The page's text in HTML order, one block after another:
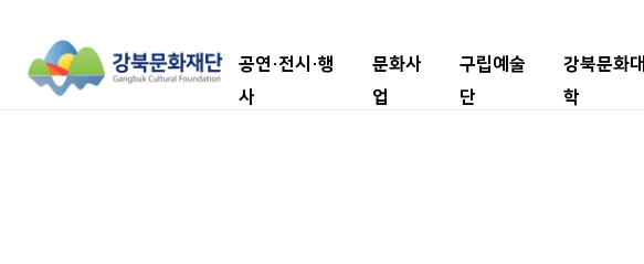
공연·전시·행
사
문화사
업
구립예술
단
강북문화대
학